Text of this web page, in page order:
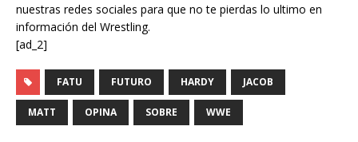
nuestras redes sociales para que no te pierdas lo ultimo en
información del Wrestling.
[ad_2]
FATU FUTURO HARDY JACOB
MATT OPINA SOBRE WWE